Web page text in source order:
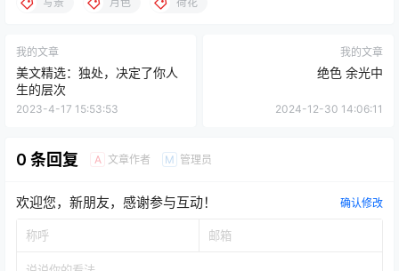
我的文章
美文精选：独处，决定了你人
生的层次
2023-4-17 15:53:53
我的文章
绝色 余光中
2024-12-30 14:06:11
0 条回复 A 文章作者 M 管理员
欢迎您，新朋友，感谢参与互动！ 确认修改